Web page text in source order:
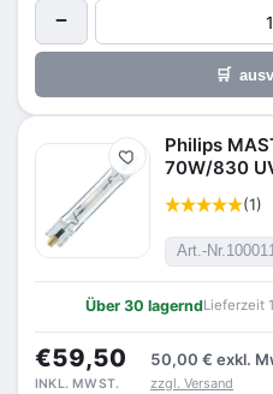
−
🛒
Merken
Philips
70W/830
(1)
Art.-Nr.
Über 30 lagerndLieferzeit
€59,50 50,00 € exkl.
INKL. MWST. zzgl. Versand